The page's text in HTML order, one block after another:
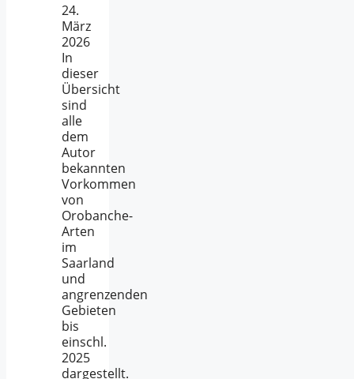
24.
März
2026
In
dieser
Übersicht
sind
alle
dem
Autor
bekannten
Vorkommen
von
Orobanche-
Arten
im
Saarland
und
angrenzenden
Gebieten
bis
einschl.
2025
dargestellt.